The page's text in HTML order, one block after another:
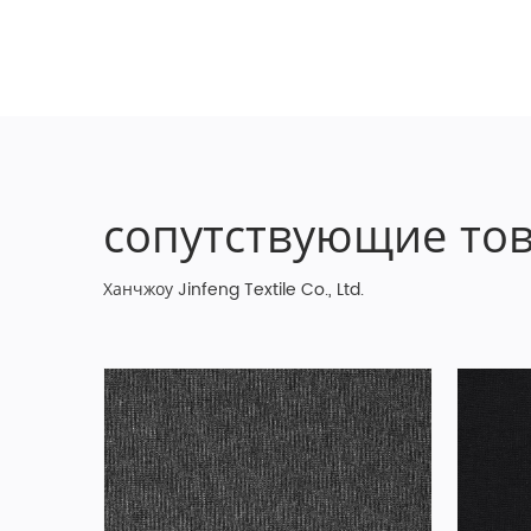
сопутствующие
Ханчжоу Jinfeng Textile Co., Ltd.